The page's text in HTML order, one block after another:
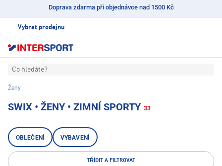
Doprava zdarma při objednávce nad 1500 Kč
Vybrat prodejnu
Co hledáte?
Ženy
SWIX • ŽENY • ZIMNÍ SPORTY 33
OBLEČENÍ VYBAVENÍ
TŘÍDIT A FILTROVAT